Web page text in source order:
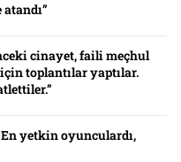
cinayet, faili meçhul
toplantılar yaptılar.
yetkin oyunculardı,